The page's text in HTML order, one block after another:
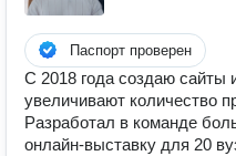
Паспорт проверен
С 2018 года создаю сайты
увеличивают количество
Разработал в команде
онлайн-выставку для 20